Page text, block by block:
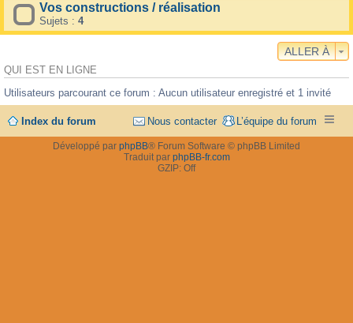
Vos constructions / réalisation
Sujets : 4
ALLER À
QUI EST EN LIGNE
Utilisateurs parcourant ce forum : Aucun utilisateur enregistré et 1 invité
Index du forum L’équipe du forum
Nous contacter
Développé par phpBB® Forum Software © phpBB Limited
Traduit par phpBB-fr.com
GZIP: Off